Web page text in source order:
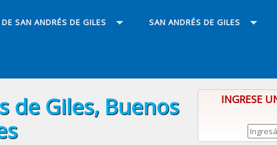
SAN ANDRÉS DE GILES SAN ANDRÉS DE GILES
de Giles, Buenos
INGRESE